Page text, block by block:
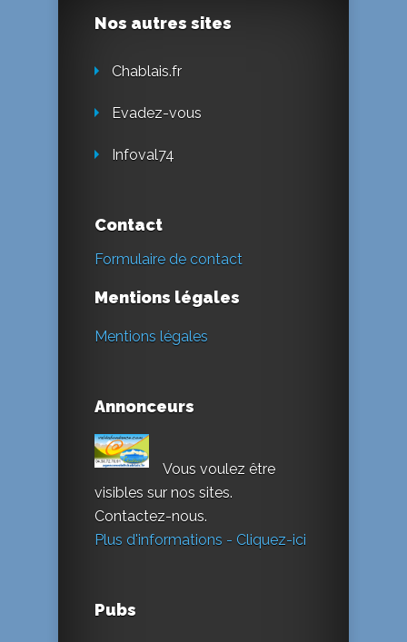
Nos autres sites
Chablais.fr
Evadez-vous
Infoval74
Contact
Formulaire de contact
Mentions légales
Mentions légales
Annonceurs
Vous voulez être
visibles sur nos sites.
Contactez-nous.
Plus d'informations - Cliquez-ici
Pubs